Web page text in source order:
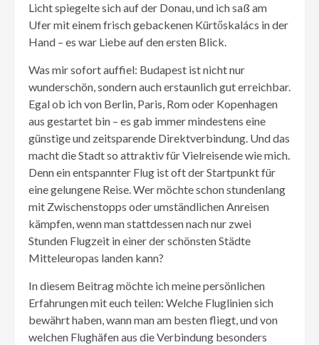
Licht spiegelte sich auf der Donau, und ich saß am
Ufer mit einem frisch gebackenen Kürtőskalács in der
Hand – es war Liebe auf den ersten Blick.
Was mir sofort auffiel: Budapest ist nicht nur
wunderschön, sondern auch erstaunlich gut erreichbar.
Egal ob ich von Berlin, Paris, Rom oder Kopenhagen
aus gestartet bin – es gab immer mindestens eine
günstige und zeitsparende Direktverbindung. Und das
macht die Stadt so attraktiv für Vielreisende wie mich.
Denn ein entspannter Flug ist oft der Startpunkt für
eine gelungene Reise. Wer möchte schon stundenlang
mit Zwischenstopps oder umständlichen Anreisen
kämpfen, wenn man stattdessen nach nur zwei
Stunden Flugzeit in einer der schönsten Städte
Mitteleuropas landen kann?
In diesem Beitrag möchte ich meine persönlichen
Erfahrungen mit euch teilen: Welche Fluglinien sich
bewährt haben, wann man am besten fliegt, und von
welchen Flughäfen aus die Verbindung besonders